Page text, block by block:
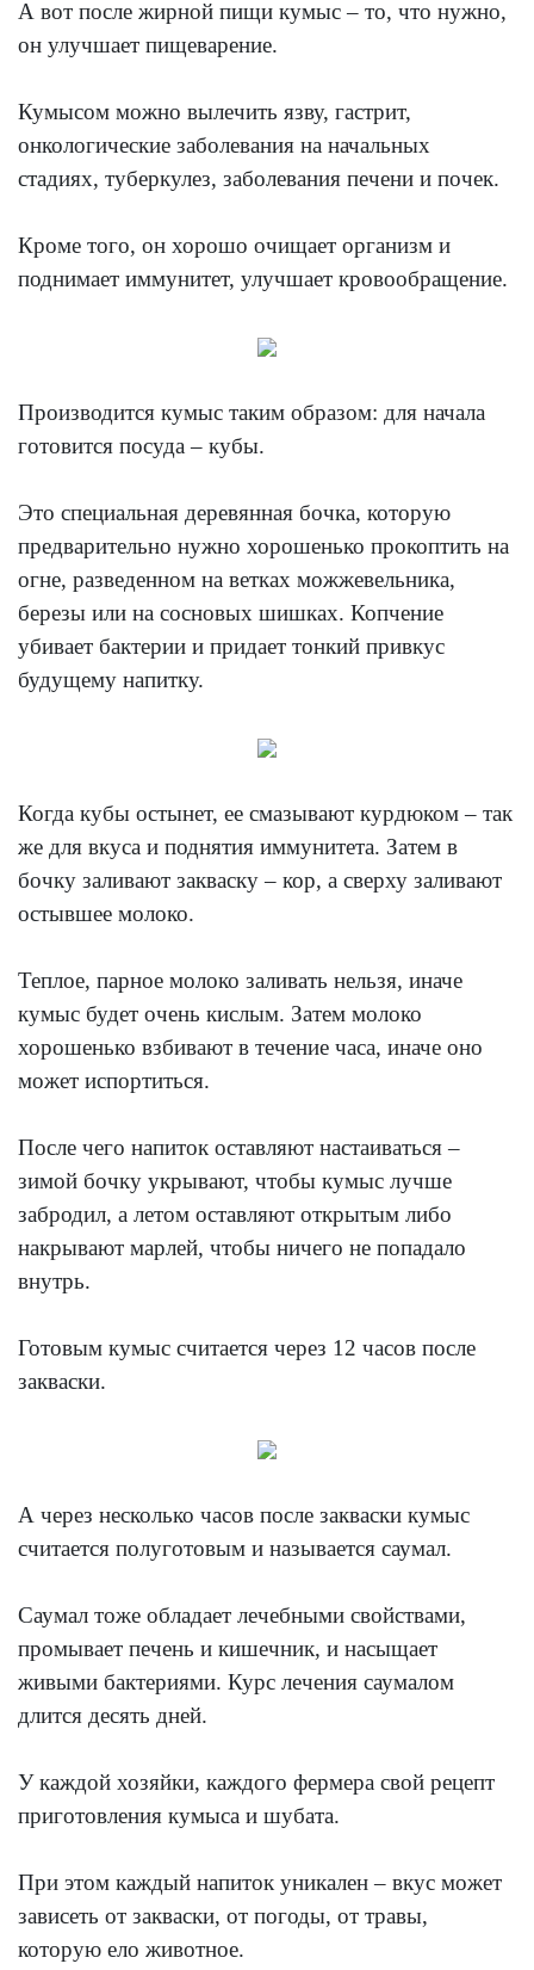
А вот после жирной пищи кумыс – то, что нужно,
он улучшает пищеварение.
Кумысом можно вылечить язву, гастрит,
онкологические заболевания на начальных
стадиях, туберкулез, заболевания печени и почек.
Кроме того, он хорошо очищает организм и
поднимает иммунитет, улучшает кровообращение.
Производится кумыс таким образом: для начала
готовится посуда – кубы.
Это специальная деревянная бочка, которую
предварительно нужно хорошенько прокоптить на
огне, разведенном на ветках можжевельника,
березы или на сосновых шишках. Копчение
убивает бактерии и придает тонкий привкус
будущему напитку.
Когда кубы остынет, ее смазывают курдюком – так
же для вкуса и поднятия иммунитета. Затем в
бочку заливают закваску – кор, а сверху заливают
остывшее молоко.
Теплое, парное молоко заливать нельзя, иначе
кумыс будет очень кислым. Затем молоко
хорошенько взбивают в течение часа, иначе оно
может испортиться.
После чего напиток оставляют настаиваться –
зимой бочку укрывают, чтобы кумыс лучше
забродил, а летом оставляют открытым либо
накрывают марлей, чтобы ничего не попадало
внутрь.
Готовым кумыс считается через 12 часов после
закваски.
А через несколько часов после закваски кумыс
считается полуготовым и называется саумал.
Саумал тоже обладает лечебными свойствами,
промывает печень и кишечник, и насыщает
живыми бактериями. Курс лечения саумалом
длится десять дней.
У каждой хозяйки, каждого фермера свой рецепт
приготовления кумыса и шубата.
При этом каждый напиток уникален – вкус может
зависеть от закваски, от погоды, от травы,
которую ело животное.